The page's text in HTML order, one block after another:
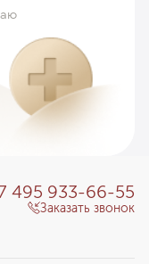
495 933-66-55
Заказать звонок